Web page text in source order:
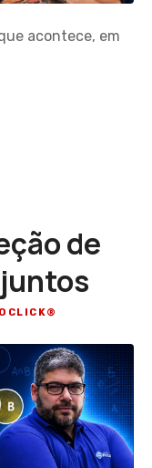
acontece, em
de